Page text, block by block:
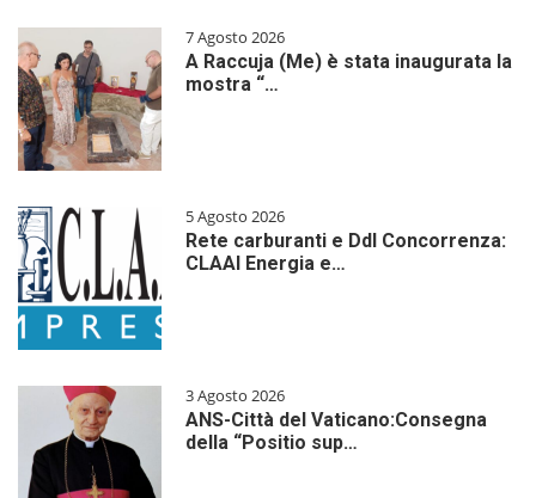
7 Agosto 2026
A Raccuja (Me) è stata inaugurata la
mostra “…
5 Agosto 2026
Rete carburanti e Ddl Concorrenza:
CLAAI Energia e…
3 Agosto 2026
ANS-Città del Vaticano:Consegna
della “Positio sup…